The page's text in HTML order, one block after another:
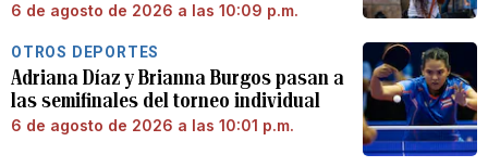
6 de agosto de 2026 a las 10:09 p.m.
OTROS DEPORTES
Adriana Díaz y Brianna Burgos pasan a
las semifinales del torneo individual
6 de agosto de 2026 a las 10:01 p.m.